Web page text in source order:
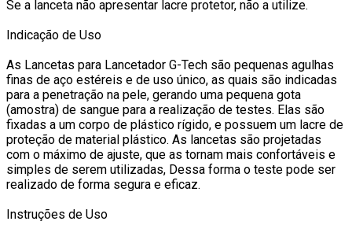
Se a lanceta não apresentar lacre protetor, não a utilize.
Indicação de Uso
As Lancetas para Lancetador G-Tech são pequenas agulhas
finas de aço estéreis e de uso único, as quais são indicadas
para a penetração na pele, gerando uma pequena gota
(amostra) de sangue para a realização de testes. Elas são
fixadas a um corpo de plástico rígido, e possuem um lacre de
proteção de material plástico. As lancetas são projetadas
com o máximo de ajuste, que as tornam mais confortáveis e
simples de serem utilizadas, Dessa forma o teste pode ser
realizado de forma segura e eficaz.
Instruções de Uso